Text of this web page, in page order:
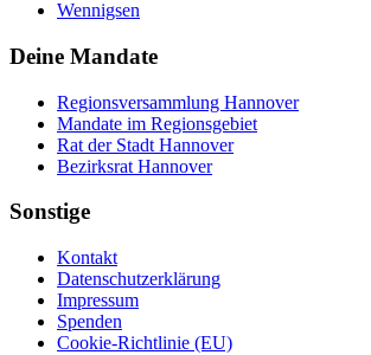
Wennigsen
Deine Mandate
Regionsversammlung Hannover
Mandate im Regionsgebiet
Rat der Stadt Hannover
Bezirksrat Hannover
Sonstige
Kontakt
Datenschutzerklärung
Impressum
Spenden
Cookie-Richtlinie (EU)